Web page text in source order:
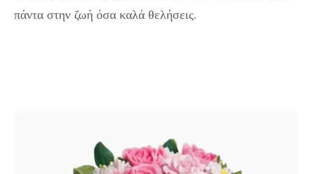
πάντα στην ζωή όσα καλά θελήσεις.